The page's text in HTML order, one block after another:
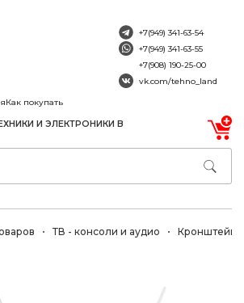
Как покупать
И ЭЛЕКТРОНИКИ В
+7(949) 341-63-54
+7(949) 341-63-55
+7(908) 190-25-00
vk.com/tehno_land
ТВ - консоли и аудио Кронштейны